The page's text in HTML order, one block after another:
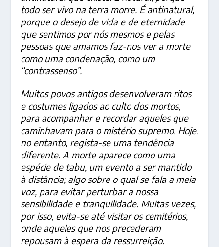
todo ser vivo na terra morre. É antinatural,
porque o desejo de vida e de eternidade
que sentimos por nós mesmos e pelas
pessoas que amamos faz-nos ver a morte
como uma condenação, como um
“contrassenso”.
Muitos povos antigos desenvolveram ritos
e costumes ligados ao culto dos mortos,
para acompanhar e recordar aqueles que
caminhavam para o mistério supremo. Hoje,
no entanto, regista-se uma tendência
diferente. A morte aparece como uma
espécie de tabu, um evento a ser mantido
à distância; algo sobre o qual se fala a meia
voz, para evitar perturbar a nossa
sensibilidade e tranquilidade. Muitas vezes,
por isso, evita-se até visitar os cemitérios,
onde aqueles que nos precederam
repousam à espera da ressurreição.